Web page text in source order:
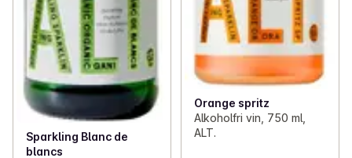
Isbiter (3)
Sparkling Blanc de
blancs
Orange spritz
Alkoholfri vin, 750 ml,
ALT.